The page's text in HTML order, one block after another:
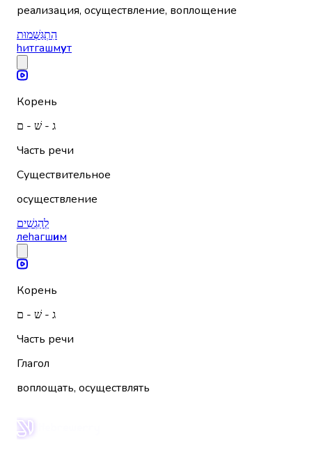
реализация, осуществление, воплощение
הִתְגַּשְּׁמוּת
hитгашмут
Корень
ג - שׁ - ם
Часть речи
Существительное
осуществление
לְהַגְשִׁים
леhагшим
Корень
ג - שׁ - ם
Часть речи
Глагол
воплощать, осуществлять